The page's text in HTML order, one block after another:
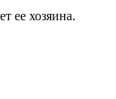
ее хозяина.